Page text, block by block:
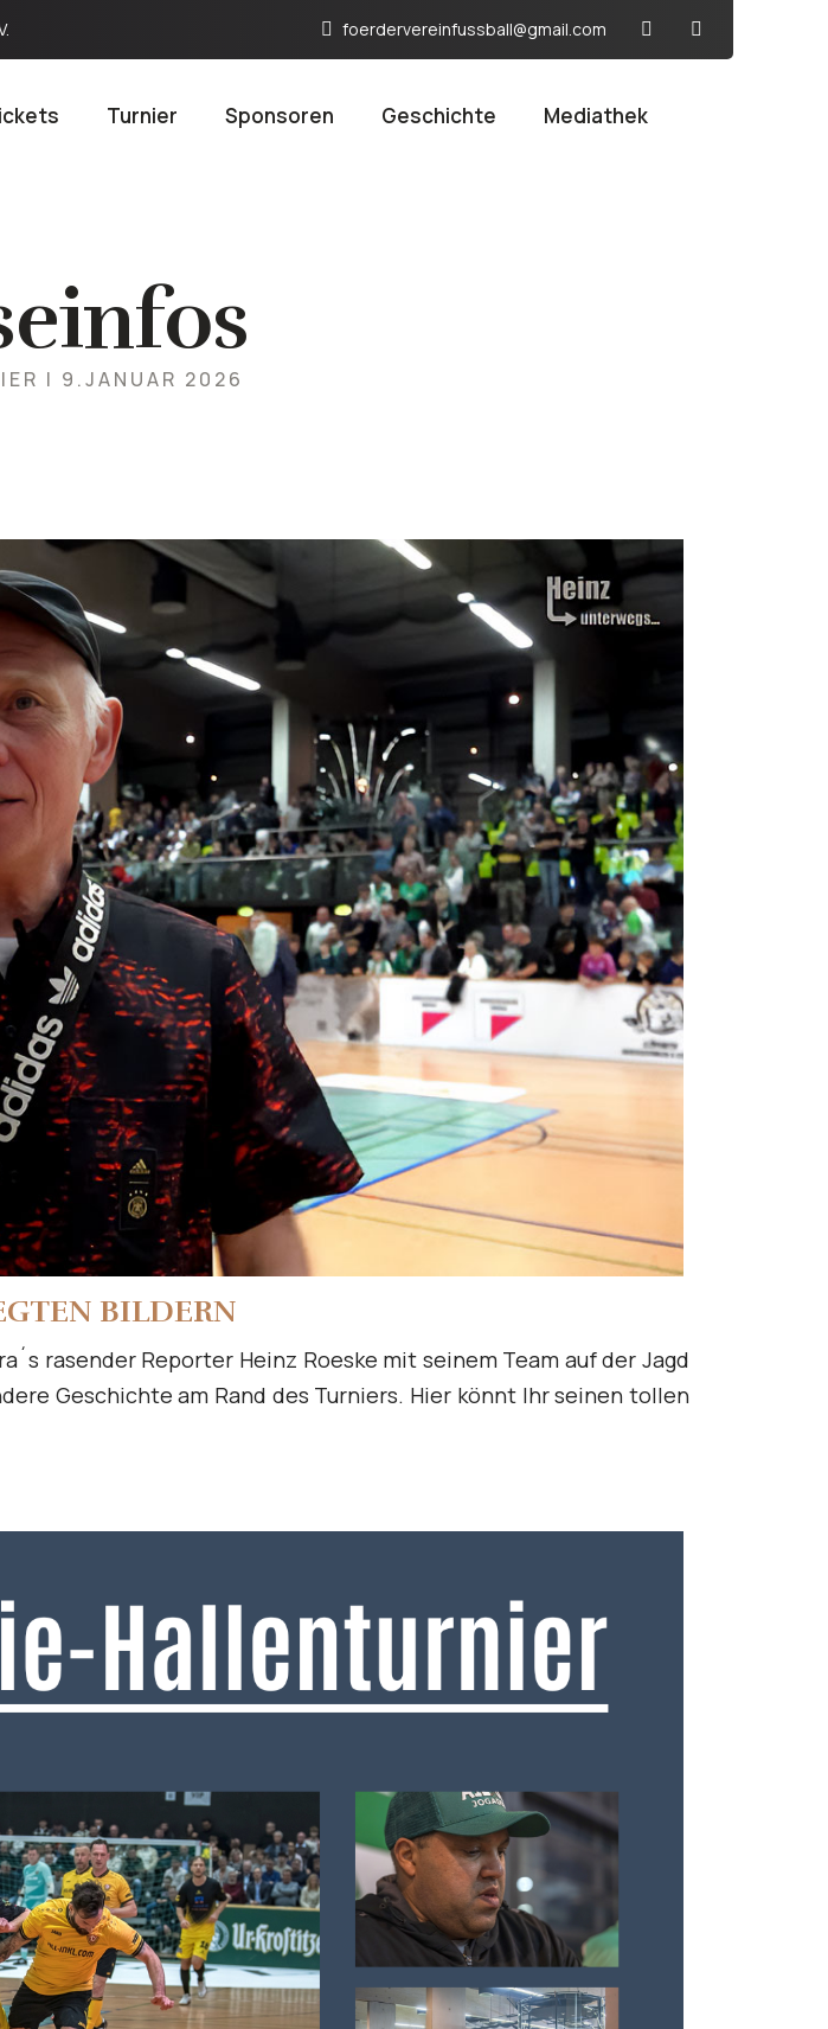
foerdervereinfussball@gmail.com
Turnier Sponsoren Geschichte Mediathek
| 9.JANUAR 2026
BILDERN
rasender Reporter Heinz Roeske mit seinem Team auf der Jagd
Geschichte am Rand des Turniers. Hier könnt Ihr seinen tollen